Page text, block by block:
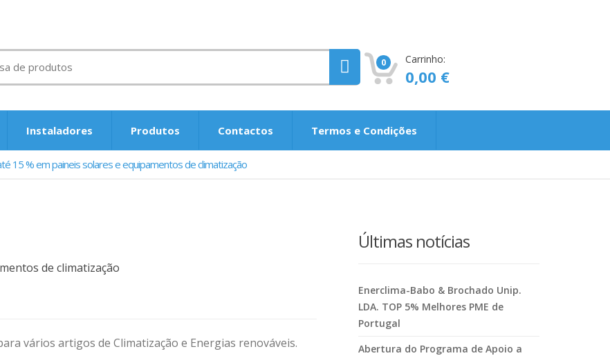
0 Carrinho:
0,00 €
Instaladores Produtos Contactos Termos e Condições
15 % em paineis solares e equipamentos de climatização
de climatização
vários artigos de Climatização e Energias renováveis.
Últimas notícias
Enerclima-Babo & Brochado Unip.
LDA. TOP 5% Melhores PME de
Portugal
Abertura do Programa de Apoio a